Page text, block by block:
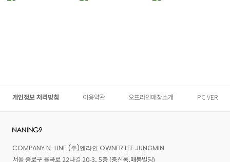
개인정보 처리방침 이용약관 오프라인매장소개 PC VER
COMPANY N-LINE (주)엔라인 OWNER LEE JUNGMIN
서울 종로구 율곡로 22나길 20-3, 5층 (충신동,매봉빌딩)